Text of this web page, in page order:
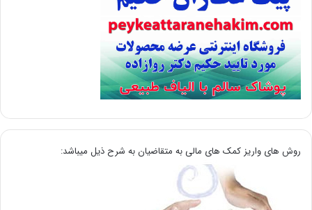
روش های واریز کمک های مالی به متقاضیان به شرح ذیل میباشد: